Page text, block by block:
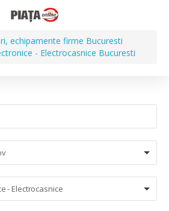
echipamente firme Bucuresti
- Electrocasnice Bucuresti
- Electrocasnice